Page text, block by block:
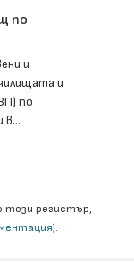
по
и
и
по
в...
този регистър,
).